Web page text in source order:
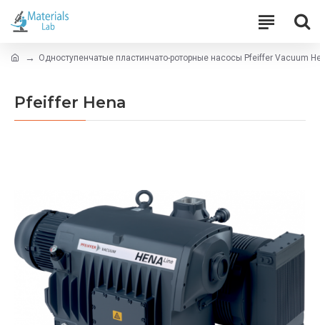
Одноступенчатые пластинчато-роторные насосы Pfeiffer Vacuum
Pfeiffer Hena